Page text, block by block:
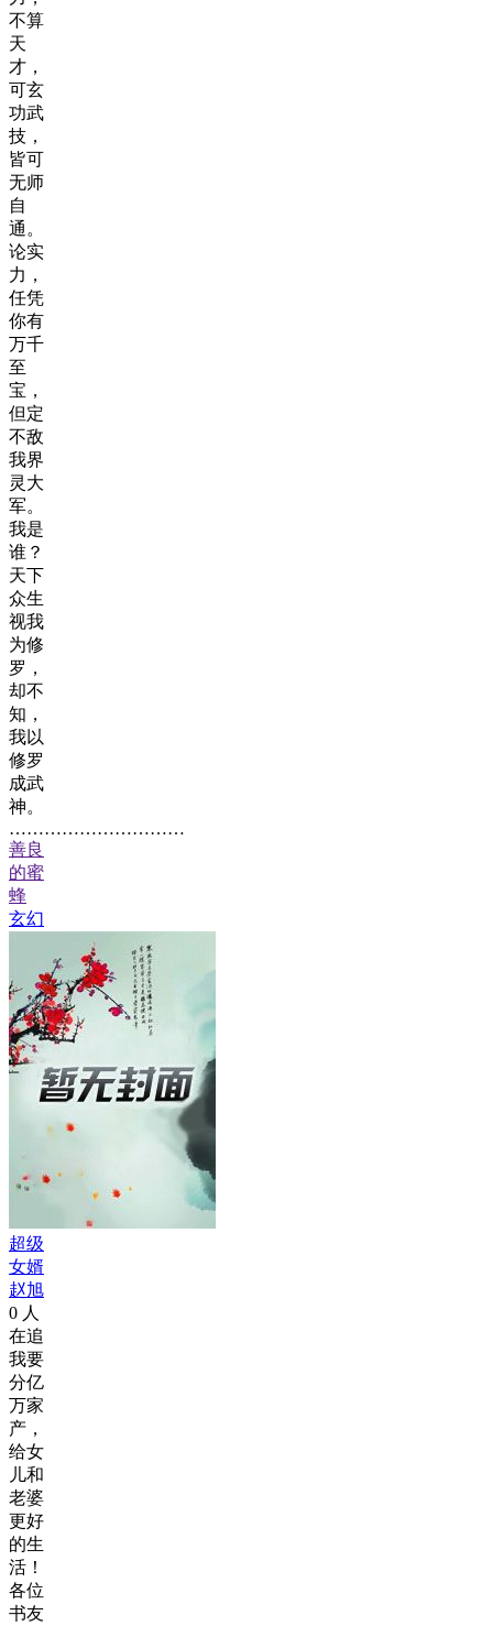
不算
天
才，
可玄
功武
技，
皆可
无师
自
通。
论实
力，
任凭
你有
万千
至
宝，
但定
不敌
我界
灵大
军。
我是
谁？
天下
众生
视我
为修
罗，
却不
知，
我以
修罗
成武
神。
…………………………
善良
的蜜
蜂
玄幻
超级
女婿
赵旭
0 人
在追
我要
分亿
万家
产，
给女
儿和
老婆
更好
的生
活！
各位
书友